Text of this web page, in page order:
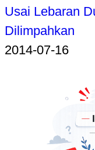
Usai Lebaran
Dilimpahkan
2014-07-16